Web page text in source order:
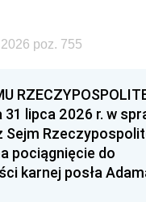
1995
1992
1989
1986
poz. 755
31 lipca 2026 r. w
Sejm
pociągnięcie do
karnej posła